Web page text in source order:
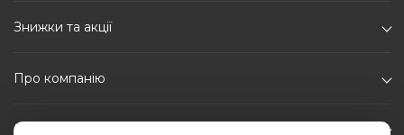
Знижки та акції
Про компанію
Каталог